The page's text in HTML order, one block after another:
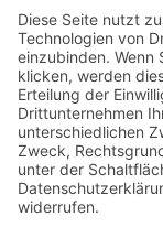
Zahlungsarten
Alle Preise inkl.